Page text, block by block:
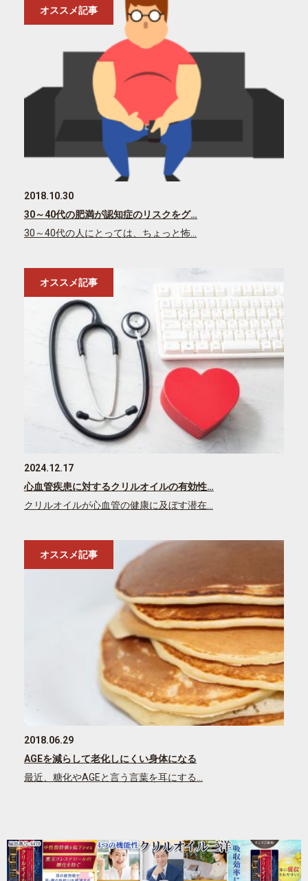
オススメ記事
2018.10.30
30～40代の肥満が認知症のリスクをグ…
30～40代の人にとっては、ちょっと怖…
オススメ記事
2024.12.17
心血管疾患に対するクリルオイルの有効性…
クリルオイルが心血管の健康に及ぼす潜在…
オススメ記事
2018.06.29
AGEを減らして老化しにくい身体になる
最近、糖化やAGEと言う言葉を耳にする…